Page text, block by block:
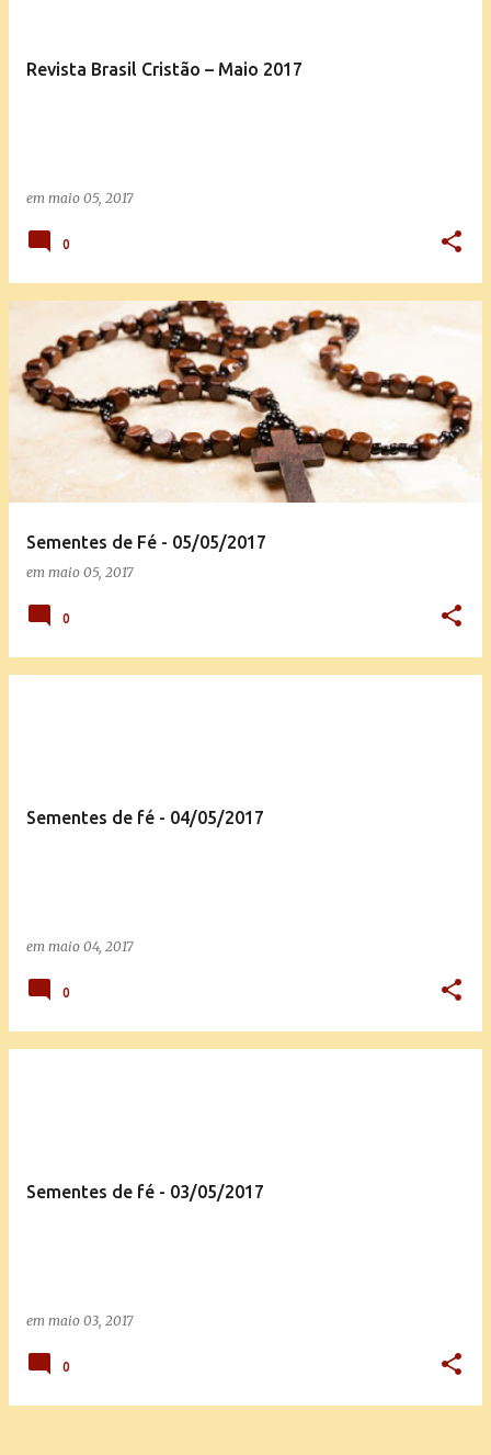
Revista Brasil Cristão – Maio 2017
em maio 05, 2017
0
Sementes de Fé - 05/05/2017
em maio 05, 2017
0
Sementes de fé - 04/05/2017
em maio 04, 2017
0
Sementes de fé - 03/05/2017
em maio 03, 2017
0